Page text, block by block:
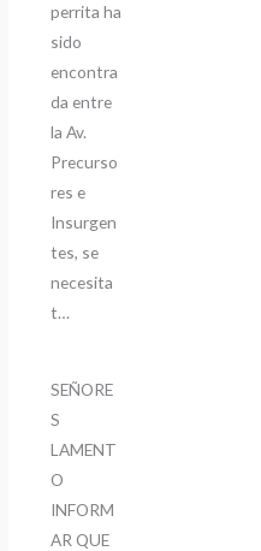
perrita ha
sido
encontra
da entre
la Av.
Precurso
res e
Insurgen
tes, se
necesita
t…
SEÑORE
S
LAMENT
O
INFORM
AR QUE